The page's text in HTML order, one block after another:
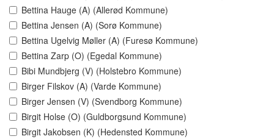
Bettina Hauge (A) (Allerød Kommune)
Bettina Jensen (A) (Sorø Kommune)
Bettina Ugelvig Møller (A) (Furesø Kommune)
Bettina Zarp (O) (Egedal Kommune)
Bibi Mundbjerg (V) (Holstebro Kommune)
Birger Filskov (A) (Varde Kommune)
Birger Jensen (V) (Svendborg Kommune)
Birgit Holse (O) (Guldborgsund Kommune)
Birgit Jakobsen (K) (Hedensted Kommune)